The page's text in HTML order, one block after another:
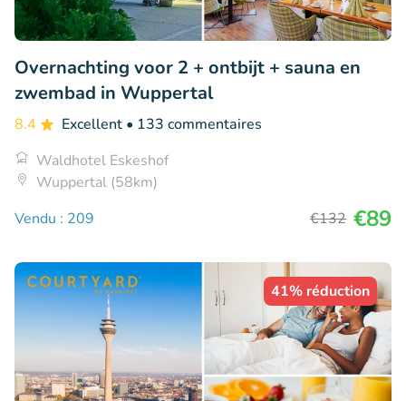
Overnachting voor 2 + ontbijt + sauna en
zwembad in Wuppertal
8.4 Excellent • 133 commentaires
Waldhotel Eskeshof
Wuppertal (58km)
Vendu : 209
€132 €89
41% réduction